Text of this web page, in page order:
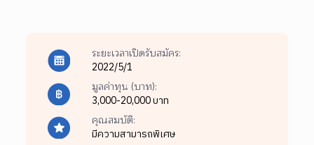
ระยะเวลาเปิดรับสมัคร:
2022/5/1
มูลค่าทุน (บาท):
3,000-20,000 บาท
คุณสมบัติ:
มีความสามารถพิเศษ